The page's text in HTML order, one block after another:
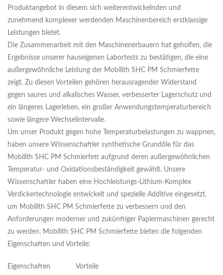
Produktangebot in diesem sich weiterentwickelnden und
zunehmend komplexer werdenden Maschinenbereich erstklassige
Leistungen bietet.
Die Zusammenarbeit mit den Maschinenerbauern hat geholfen, die
Ergebnisse unserer hauseigenen Labortests zu bestätigen, die eine
außergewöhnliche Leistung der Mobilith SHC PM Schmierfette
zeigt. Zu diesen Vorteilen gehören herausragender Widerstand
gegen saures und alkalisches Wasser, verbesserter Lagerschutz und
ein längeres Lagerleben, ein großer Anwendungstemperaturbereich
sowie längere Wechselintervalle.
Um unser Produkt gegen hohe Temperaturbelastungen zu wappnen,
haben unsere Wissenschaftler synthetische Grundöle für das
Mobilith SHC PM Schmierfett aufgrund deren außergewöhnlichen
Temperatur- und Oxidationsbeständigkeit gewählt. Unsere
Wissenschaftler haben eine Hochleistungs-Lithium-Komplex
Verdickertechnologie entwickelt und spezielle Additive eingesetzt,
um Mobilith SHC PM Schmierfette zu verbessern und den
Anforderungen moderner und zukünftiger Papiermaschinen gerecht
zu werden. Mobilith SHC PM Schmierfette bieten die folgenden
Eigenschaften und Vorteile:
Eigenschaften Vorteile